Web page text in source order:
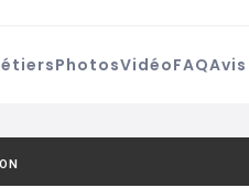
PhotosVidéoFAQAvis